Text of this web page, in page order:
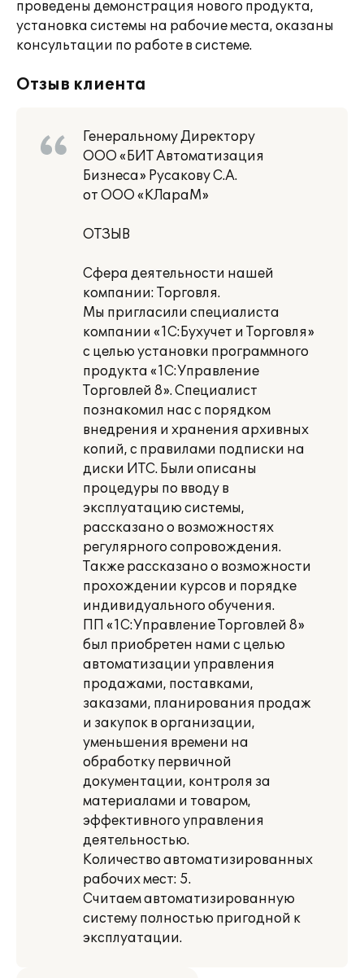
проведены демонстрация нового продукта,
установка системы на рабочие места, оказаны
консультации по работе в системе.
Отзыв клиента
Генеральному Директору
ООО «БИТ Автоматизация
Бизнеса» Русакову С.А.
от ООО «КЛараМ»
ОТЗЫВ
Сфера деятельности нашей
компании: Торговля.
Мы пригласили специалиста
компании «1С:Бухучет и Торговля»
с целью установки программного
продукта «1С:Управление
Торговлей 8». Специалист
познакомил нас с порядком
внедрения и хранения архивных
копий, с правилами подписки на
диски ИТС. Были описаны
процедуры по вводу в
эксплуатацию системы,
рассказано о возможностях
регулярного сопровождения.
Также рассказано о возможности
прохождении курсов и порядке
индивидуального обучения.
ПП «1С:Управление Торговлей 8»
был приобретен нами с целью
автоматизации управления
продажами, поставками,
заказами, планирования продаж
и закупок в организации,
уменьшения времени на
обработку первичной
документации, контроля за
материалами и товаром,
эффективного управления
деятельностью.
Количество автоматизированных
рабочих мест: 5.
Считаем автоматизированную
систему полностью пригодной к
эксплуатации.